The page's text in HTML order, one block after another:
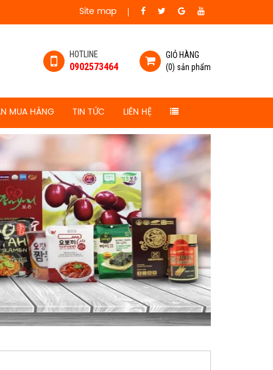
Site map
HOTLINE
0902573464
GIỎ HÀNG
(0) sản phẩm
MUA HÀNG TIN TỨC LIÊN HỆ